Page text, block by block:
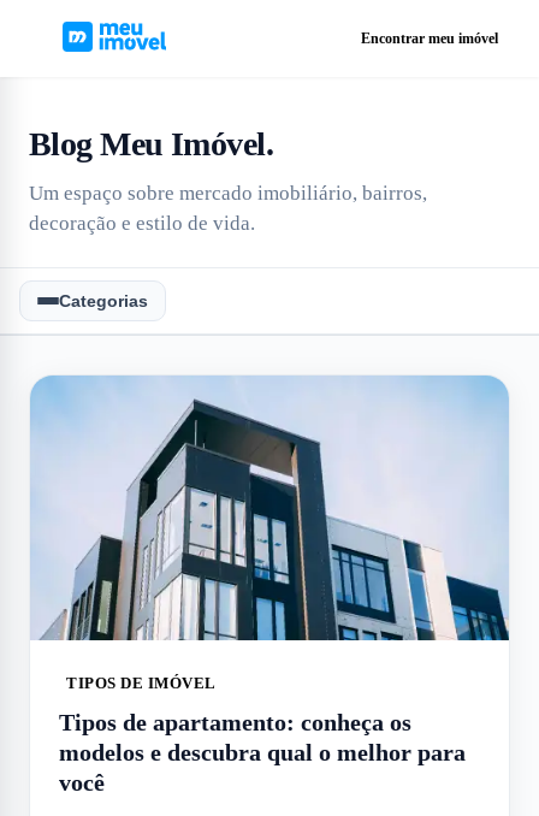
Encontrar meu imóvel
Blog Meu Imóvel.
Um espaço sobre mercado imobiliário, bairros,
decoração e estilo de vida.
Categorias
TIPOS DE IMÓVEL
Tipos de apartamento: conheça os
modelos e descubra qual o melhor para
você